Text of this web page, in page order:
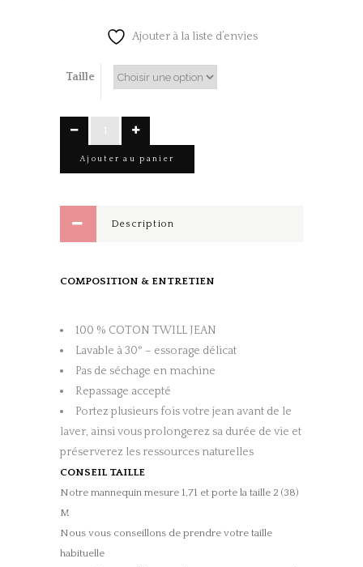
Ajouter à la liste d’envies
Taille
Veste
Ajouter au panier
Description
COMPOSITION & ENTRETIEN
100 % COTON TWILL JEAN
Lavable à 30° – essorage délicat
Pas de séchage en machine
Repassage accepté
Portez plusieurs fois votre jean avant de le
laver, ainsi vous prolongerez sa durée de vie et
préserverez les ressources naturelles
CONSEIL TAILLE
Notre mannequin mesure 1,71 et porte la taille 2 (38)
M
Nous vous conseillons de prendre votre taille
habituelle